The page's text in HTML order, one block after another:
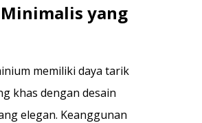
yang
memiliki daya tarik
khas dengan desain
elegan. Keanggunan